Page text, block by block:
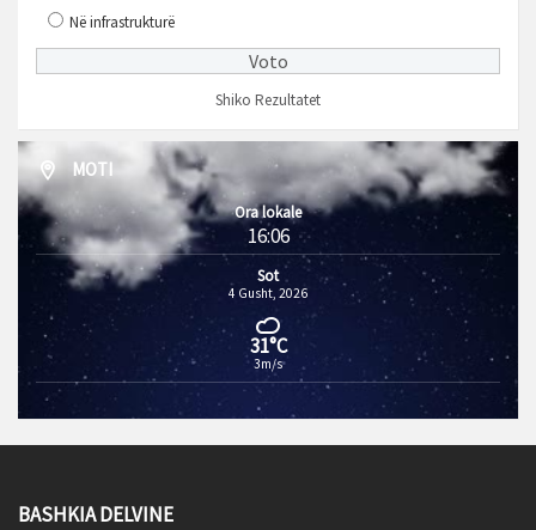
Në infrastrukturë
Shiko Rezultatet
MOTI
Ora lokale
16:06
Sot
4 Gusht, 2026
31°C
3m/s
BASHKIA DELVINE